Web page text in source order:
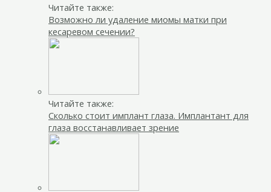
Читайте также:
Возможно ли удаление миомы матки при
кесаревом сечении?
Читайте также:
Сколько стоит имплант глаза. Имплантант для
глаза восстанавливает зрение